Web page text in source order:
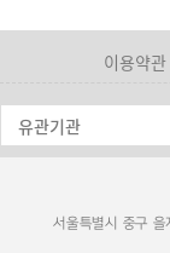
이용약관
서울특별시 중구